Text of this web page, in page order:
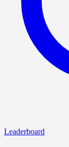
Leaderboard